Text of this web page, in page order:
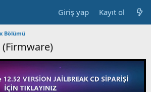
Giriş yap Kayıt ol
Bölümü
(Firmware)